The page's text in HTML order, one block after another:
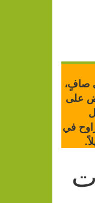
صافٍ،
على
في